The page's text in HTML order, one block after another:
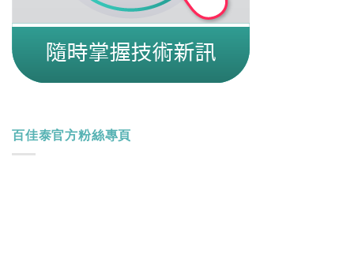
百佳泰官方粉絲專頁